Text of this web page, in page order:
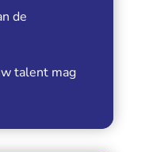
de
talent mag